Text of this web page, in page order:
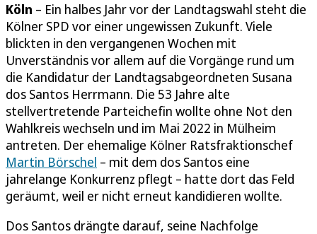
Köln – Ein halbes Jahr vor der Landtagswahl steht die
Kölner SPD vor einer ungewissen Zukunft. Viele
blickten in den vergangenen Wochen mit
Unverständnis vor allem auf die Vorgänge rund um
die Kandidatur der Landtagsabgeordneten Susana
dos Santos Herrmann. Die 53 Jahre alte
stellvertretende Parteichefin wollte ohne Not den
Wahlkreis wechseln und im Mai 2022 in Mülheim
antreten. Der ehemalige Kölner Ratsfraktionschef
Martin Börschel – mit dem dos Santos eine
jahrelange Konkurrenz pflegt – hatte dort das Feld
geräumt, weil er nicht erneut kandidieren wollte.
Dos Santos drängte darauf, seine Nachfolge